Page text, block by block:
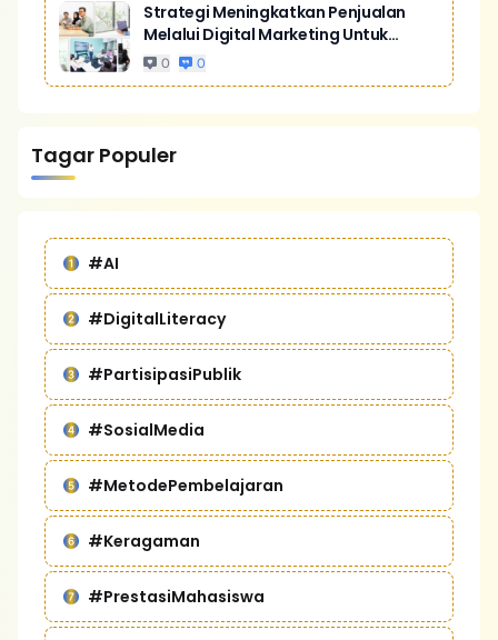
Strategi Meningkatkan Penjualan
Melalui Digital Marketing Untuk
Bisnis Yang Lebih Kompetitif
0 0
Tagar Populer
#AI
#DigitalLiteracy
#PartisipasiPublik
#SosialMedia
#MetodePembelajaran
#Keragaman
#PrestasiMahasiswa